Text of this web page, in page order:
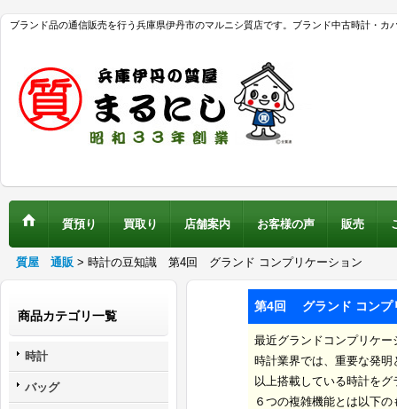
ブランド品の通信販売を行う兵庫県伊丹市のマルニシ質店です。ブランド中古時計・カ
質預り 買取り 店舗案内 お客様の声 販売
質屋 通販 > 時計の豆知識 第4回 グランド コンプリケーション
商品カテゴリ一覧
時計
バッグ
第4回 グランド コンプ
最近グランドコンプリケ
時計業界では、重要な発
以上搭載している時計を
６つの複雑機能とは以下